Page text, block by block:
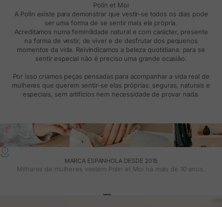
Polín et Moi
A Polin existe para demonstrar que vestir-se todos os dias pode
ser uma forma de se sentir mais ela própria.
Acreditamos numa feminilidade natural e com carácter, presente
na forma de vestir, de viver e de desfrutar dos pequenos
momentos da vida. Reivindicamos a beleza quotidiana: para se
sentir especial não é preciso uma grande ocasião.
Por isso criamos peças pensadas para acompanhar a vida real de
mulheres que querem sentir-se elas próprias: seguras, naturais e
especiais, sem artifícios nem necessidade de provar nada.
MARCA ESPANHOLA DESDE 2015
Milhares de mulheres vestem Polin et Moi há mais de 10 anos.